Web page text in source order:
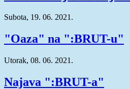
Subota, 19. 06. 2021.
"Oaza" na ":BRUT-u"
Utorak, 08. 06. 2021.
Najava ":BRUT-a"